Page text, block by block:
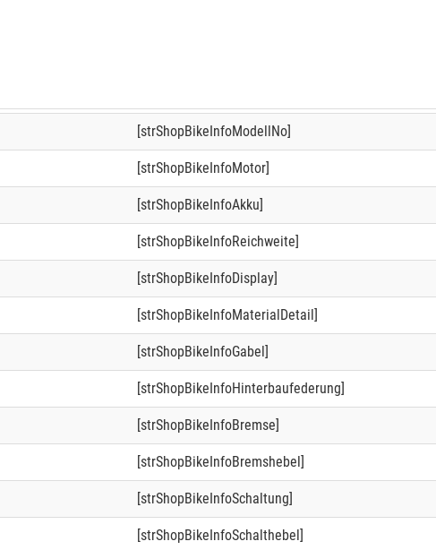
[strShopBikeInfoModellNo]
[strShopBikeInfoMotor]
[strShopBikeInfoAkku]
[strShopBikeInfoReichweite]
[strShopBikeInfoDisplay]
[strShopBikeInfoMaterialDetail]
[strShopBikeInfoGabel]
[strShopBikeInfoHinterbaufederung]
[strShopBikeInfoBremse]
[strShopBikeInfoBremshebel]
[strShopBikeInfoSchaltung]
[strShopBikeInfoSchalthebel]